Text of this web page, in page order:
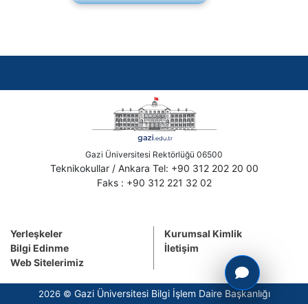
Gazi Üniversitesi Rektörlüğü 06500
Teknikokullar / Ankara Tel: +90 312 202 20 00
Faks : +90 312 221 32 02
Yerleşkeler
Bilgi Edinme
Web Sitelerimiz
Kurumsal Kimlik
İletişim
2026 © Gazi Üniversitesi Bilgi İşlem Daire Başkanlığı